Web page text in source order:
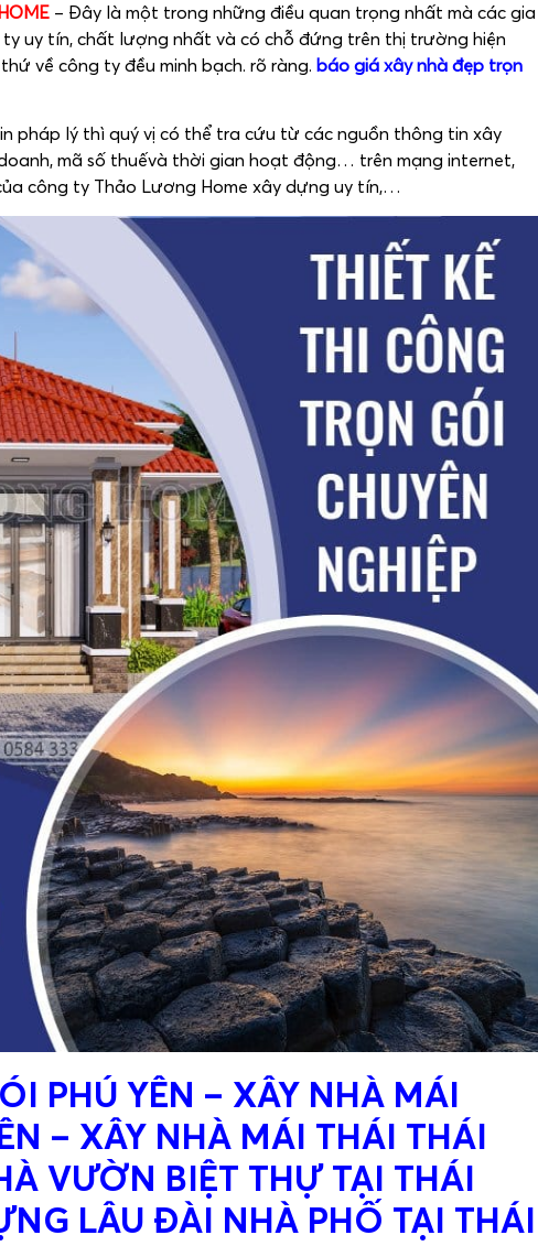
– Đây là một trong những điều quan trọng nhất mà các gia
ty uy tín, chất lượng nhất và có chỗ đứng trên thị trường hiện
về công ty đều minh bạch. rõ ràng. báo giá xây nhà đẹp trọn
pháp lý thì quý vị có thể tra cứu từ các nguồn thông tin xây
mã số thuếvà thời gian hoạt động… trên mạng internet,
công ty Thảo Lương Home xây dựng uy tín,…
PHÚ YÊN – XÂY NHÀ MÁI
– XÂY NHÀ MÁI THÁI THÁI
VƯỜN BIỆT THỰ TẠI THÁI
LÂU ĐÀI NHÀ PHỐ TẠI THÁI